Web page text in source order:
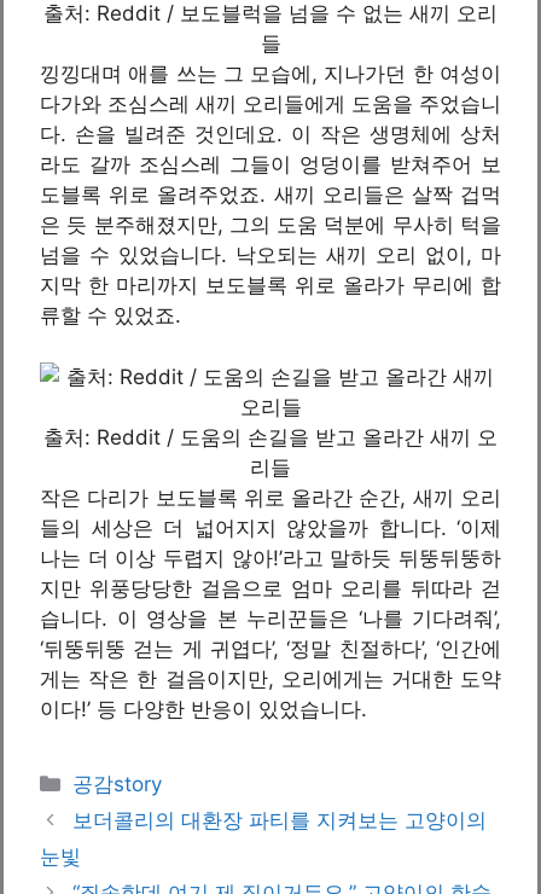
출처: Reddit / 보도블럭을 넘을 수 없는 새끼 오리
들
낑낑대며 애를 쓰는 그 모습에, 지나가던 한 여성이
다가와 조심스레 새끼 오리들에게 도움을 주었습니
다. 손을 빌려준 것인데요. 이 작은 생명체에 상처
라도 갈까 조심스레 그들이 엉덩이를 받쳐주어 보
도블록 위로 올려주었죠. 새끼 오리들은 살짝 겁먹
은 듯 분주해졌지만, 그의 도움 덕분에 무사히 턱을
넘을 수 있었습니다. 낙오되는 새끼 오리 없이, 마
지막 한 마리까지 보도블록 위로 올라가 무리에 합
류할 수 있었죠.
출처: Reddit / 도움의 손길을 받고 올라간 새끼 오
리들
작은 다리가 보도블록 위로 올라간 순간, 새끼 오리
들의 세상은 더 넓어지지 않았을까 합니다. ‘이제
나는 더 이상 두렵지 않아!’라고 말하듯 뒤뚱뒤뚱하
지만 위풍당당한 걸음으로 엄마 오리를 뒤따라 걷
습니다. 이 영상을 본 누리꾼들은 ‘나를 기다려줘’,
‘뒤뚱뒤뚱 걷는 게 귀엽다’, ‘정말 친절하다’, ‘인간에
게는 작은 한 걸음이지만, 오리에게는 거대한 도약
이다!’ 등 다양한 반응이 있었습니다.
카
테
리
공감story
보더콜리의 대환장 파티를 지켜보는 고양이의
눈빛